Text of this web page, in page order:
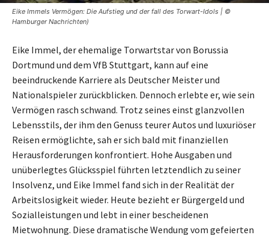
Eike Immels Vermögen: Die Aufstieg und der fall des Torwart-Idols | ©
Hamburger Nachrichten)
Eike Immel, der ehemalige Torwartstar von Borussia
Dortmund und dem VfB Stuttgart, kann auf eine
beeindruckende Karriere als Deutscher Meister und
Nationalspieler zurückblicken. Dennoch erlebte er, wie sein
Vermögen rasch schwand. Trotz seines einst glanzvollen
Lebensstils, der ihm den Genuss teurer Autos und luxuriöser
Reisen ermöglichte, sah er sich bald mit finanziellen
Herausforderungen konfrontiert. Hohe Ausgaben und
unüberlegtes Glücksspiel führten letztendlich zu seiner
Insolvenz, und Eike Immel fand sich in der Realität der
Arbeitslosigkeit wieder. Heute bezieht er Bürgergeld und
Sozialleistungen und lebt in einer bescheidenen
Mietwohnung. Diese dramatische Wendung vom gefeierten